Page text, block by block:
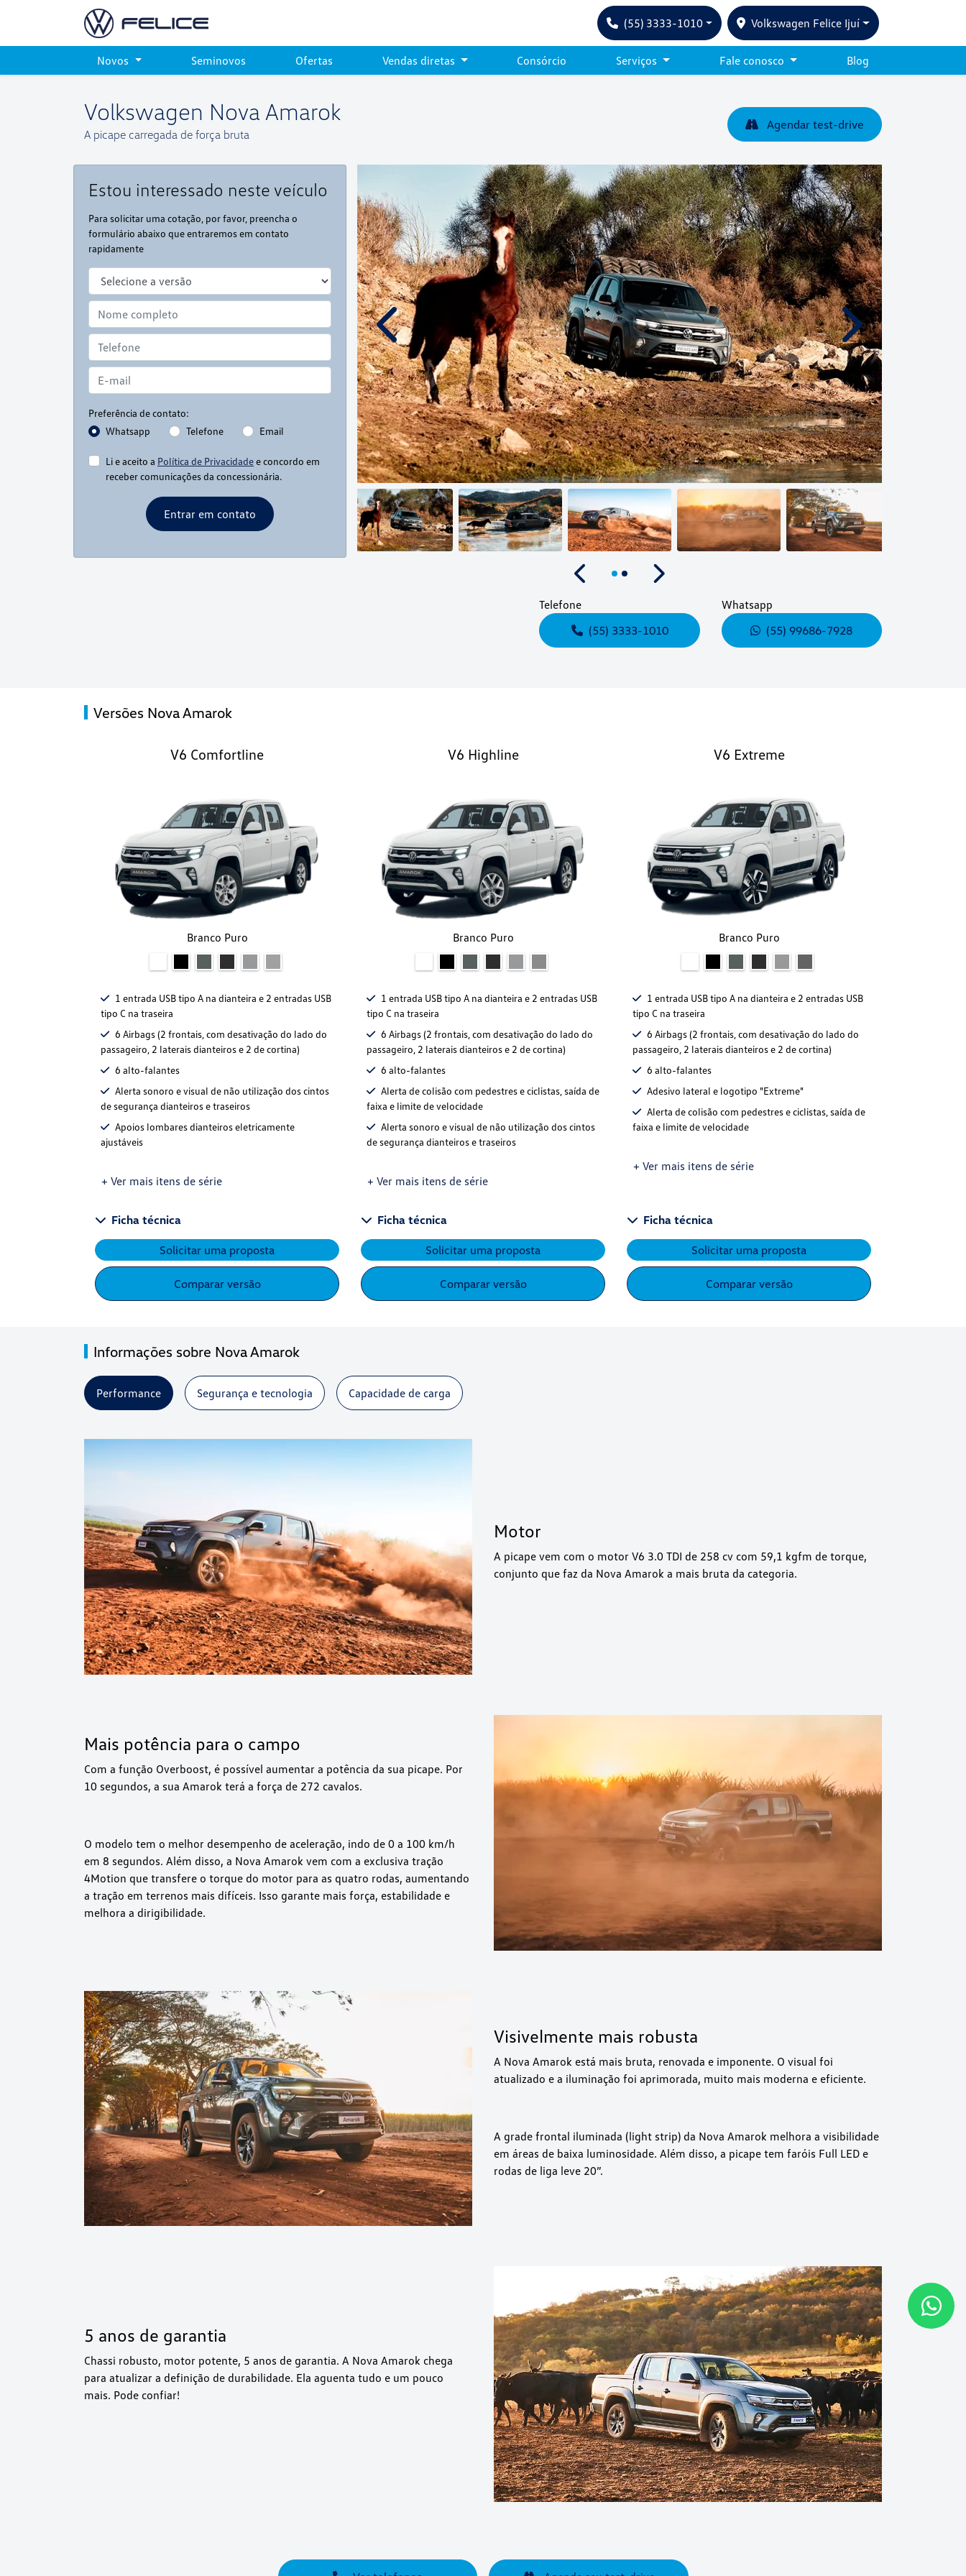
(55) 3333-1010 Volkswagen Felice Ijuí
Novos Seminovos Ofertas Vendas diretas Consórcio Serviços Fale conosco Blog
Volkswagen Nova Amarok
A picape carregada de força bruta
Agendar test-drive
Estou interessado neste veículo
Para solicitar uma cotação, por favor, preencha o
formulário abaixo que entraremos em contato
rapidamente
Preferência de contato:
Whatsapp
Telefone Email
Li e aceito a Política de Privacidadee concordo em
receber comunicações da concessionária.
Entrar em contato
Anterior Próximo
Anterior
Próximo
Telefone
(55) 3333-1010
Whatsapp
(55) 99686-7928
Versões Nova Amarok
V6 Comfortline
Branco Puro
1 entrada USB tipo A na dianteira e 2 entradas USB
tipo C na traseira
6 Airbags (2 frontais, com desativação do lado do
passageiro, 2 laterais dianteiros e 2 de cortina)
6 alto-falantes
Alerta sonoro e visual de não utilização dos cintos
de segurança dianteiros e traseiros
Apoios lombares dianteiros eletricamente
ajustáveis
+ Ver mais itens de série
Ficha técnica
Solicitar uma proposta
Comparar versão
V6 Highline
Branco Puro
1 entrada USB tipo A na dianteira e 2 entradas USB
tipo C na traseira
6 Airbags (2 frontais, com desativação do lado do
passageiro, 2 laterais dianteiros e 2 de cortina)
6 alto-falantes
Alerta de colisão com pedestres e ciclistas, saída de
faixa e limite de velocidade
Alerta sonoro e visual de não utilização dos cintos
de segurança dianteiros e traseiros
+ Ver mais itens de série
Ficha técnica
Solicitar uma proposta
Comparar versão
V6 Extreme
Branco Puro
1 entrada USB tipo A na dianteira e 2 entradas USB
tipo C na traseira
6 Airbags (2 frontais, com desativação do lado do
passageiro, 2 laterais dianteiros e 2 de cortina)
6 alto-falantes
Adesivo lateral e logotipo "Extreme"
Alerta de colisão com pedestres e ciclistas, saída de
faixa e limite de velocidade
+ Ver mais itens de série
Ficha técnica
Solicitar uma proposta
Comparar versão
Informações sobre Nova Amarok
Performance Segurança e tecnologia Capacidade de carga
Motor
A picape vem com o motor V6 3.0 TDI de 258 cv com 59,1 kgfm de torque,
conjunto que faz da Nova Amarok a mais bruta da categoria.
Mais potência para o campo
Com a função Overboost, é possível aumentar a potência da sua picape. Por
10 segundos, a sua Amarok terá a força de 272 cavalos.
O modelo tem o melhor desempenho de aceleração, indo de 0 a 100 km/h
em 8 segundos. Além disso, a Nova Amarok vem com a exclusiva tração
4Motion que transfere o torque do motor para as quatro rodas, aumentando
a tração em terrenos mais difíceis. Isso garante mais força, estabilidade e
melhora a dirigibilidade.
Visivelmente mais robusta
A Nova Amarok está mais bruta, renovada e imponente. O visual foi
atualizado e a iluminação foi aprimorada, muito mais moderna e eficiente.
A grade frontal iluminada (light strip) da Nova Amarok melhora a visibilidade
em áreas de baixa luminosidade. Além disso, a picape tem faróis Full LED e
rodas de liga leve 20”.
5 anos de garantia
Chassi robusto, motor potente, 5 anos de garantia. A Nova Amarok chega
para atualizar a definição de durabilidade. Ela aguenta tudo e um pouco
mais. Pode confiar!